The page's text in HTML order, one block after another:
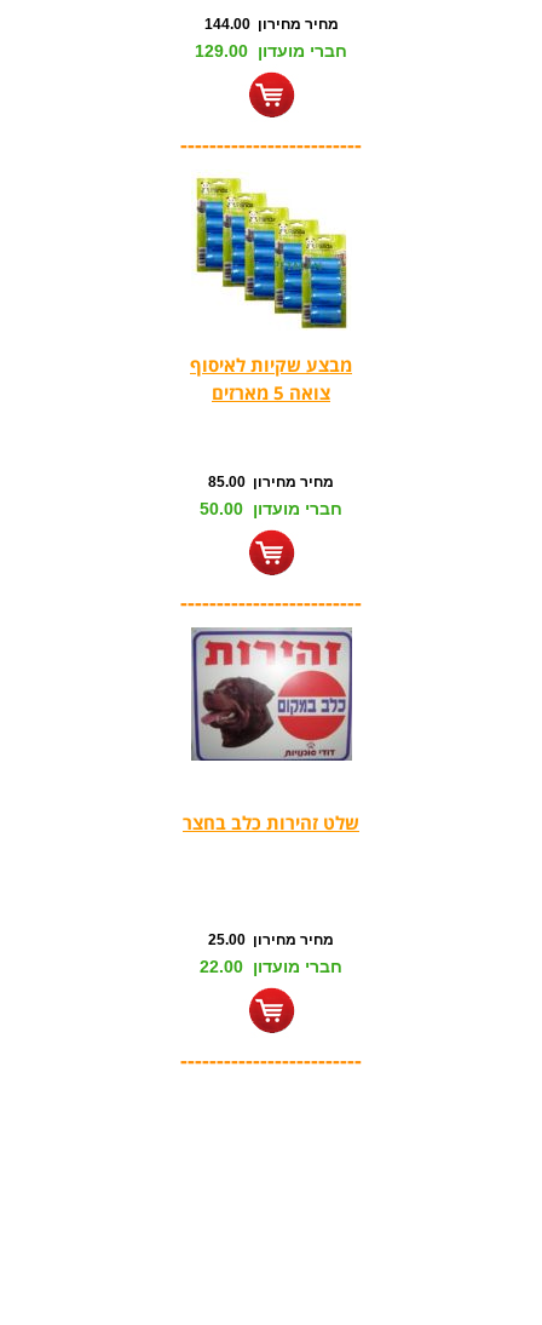
מחיר מחירון 144.00
חברי מועדון 129.00
-------------------------
מבצע שקיות לאיסוף
צואה 5 מארזים
מחיר מחירון 85.00
חברי מועדון 50.00
-------------------------
שלט זהירות כלב בחצר
מחיר מחירון 25.00
חברי מועדון 22.00
-------------------------